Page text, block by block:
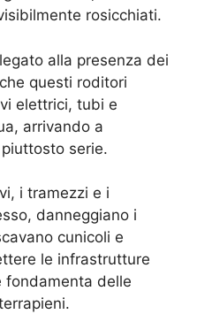
rosicchiati.
alla presenza dei
questi roditori
elettrici, tubi e
arrivando a
serie.
i tramezzi e i
danneggiano i
cunicoli e
le infrastrutture
fondamenta delle